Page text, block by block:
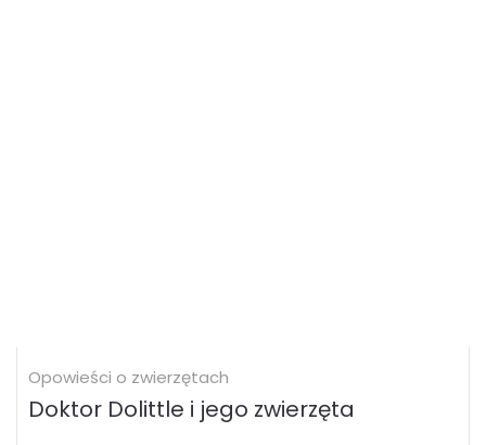
Opowieści o zwierzętach
Doktor Dolittle i jego zwierzęta